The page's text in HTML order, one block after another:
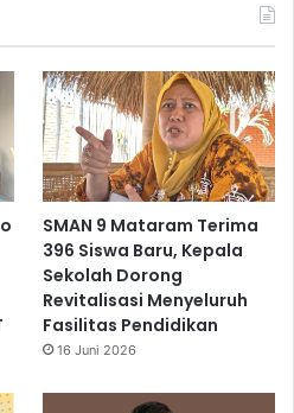
SMAN 9 Mataram Terima
396 Siswa Baru, Kepala
Sekolah Dorong
Revitalisasi Menyeluruh
Fasilitas Pendidikan
16 Juni 2026